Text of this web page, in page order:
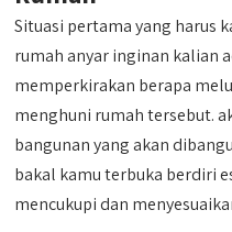
Situasi pertama yang harus
rumah anyar inginan kalian
memperkirakan berapa
menghuni rumah tersebut.
bangunan yang akan
bakal kamu terbuka berdiri
mencukupi dan